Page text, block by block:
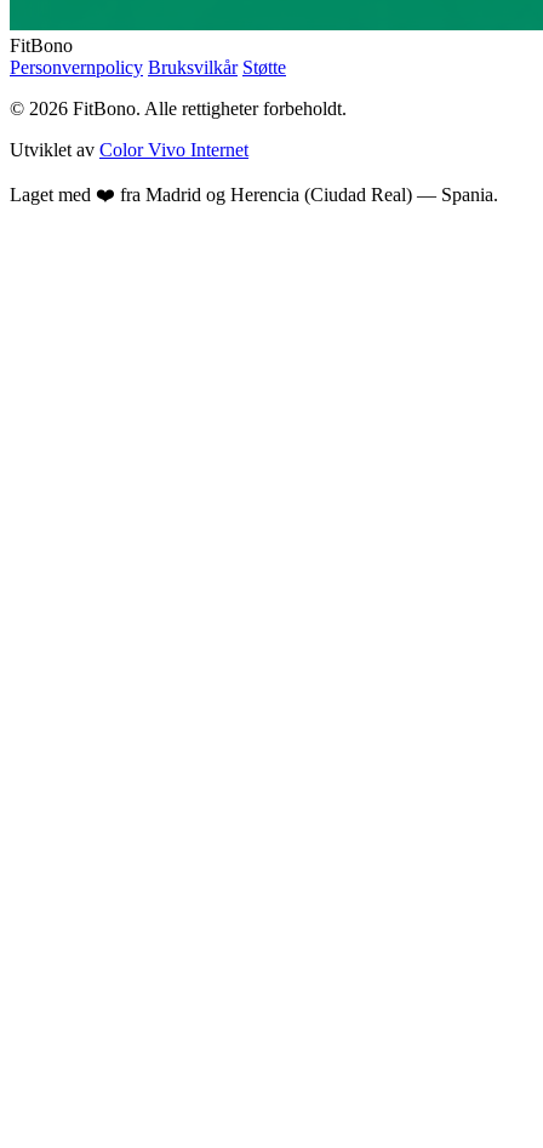
FitBono
Personvernpolicy Bruksvilkår Støtte
© 2026 FitBono. Alle rettigheter forbeholdt.
Utviklet av Color Vivo Internet
Laget med ❤️ fra Madrid og Herencia (Ciudad Real) — Spania.